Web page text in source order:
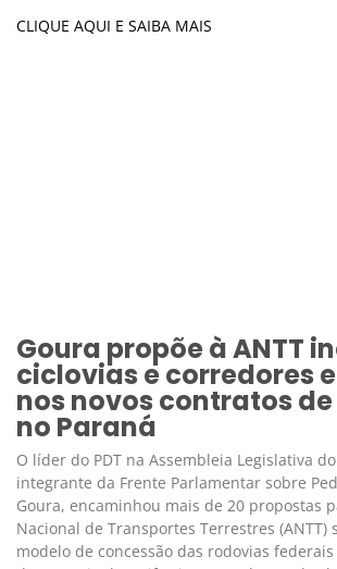
CLIQUE AQUI E SAIBA MAIS
Goura propõe à ANTT
ciclovias e corredores
nos novos contratos
no Paraná
O líder do PDT na Assembleia Legislativa
integrante da Frente Parlamentar sobre
Goura, encaminhou mais de 20 propostas
Nacional de Transportes Terrestres (ANTT)
modelo de concessão das rodovias